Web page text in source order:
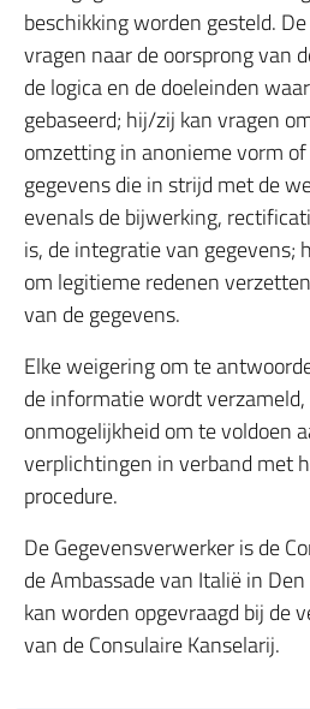
beschikking worden gesteld.
vragen naar de oorsprong van
de logica en de doeleinden
gebaseerd; hij/zij kan vragen
omzetting in anonieme vorm
gegevens die in strijd met de
evenals de bijwerking,
is, de integratie van gegevens;
om legitieme redenen
van de gegevens.
Elke weigering om te
de informatie wordt
onmogelijkheid om te voldoen
verplichtingen in verband met
procedure.
De Gegevensverwerker is de
de Ambassade van Italië in
kan worden opgevraagd bij de
van de Consulaire Kanselarij.